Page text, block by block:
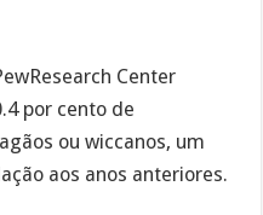
Center
por cento de
ou wiccanos, um
aos anos anteriores.